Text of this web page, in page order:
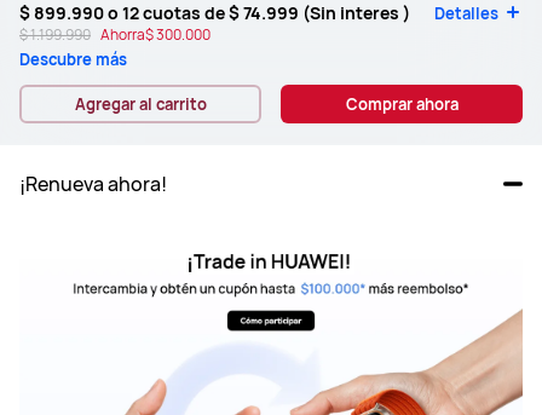
$ 899.990o 12 cuotas de$ 74.999 (Sin interes ) Detalles
$ 1.199.990 Ahorra$ 300.000
Descubre más
Agregar al carrito Comprar ahora
¡Renueva ahora!